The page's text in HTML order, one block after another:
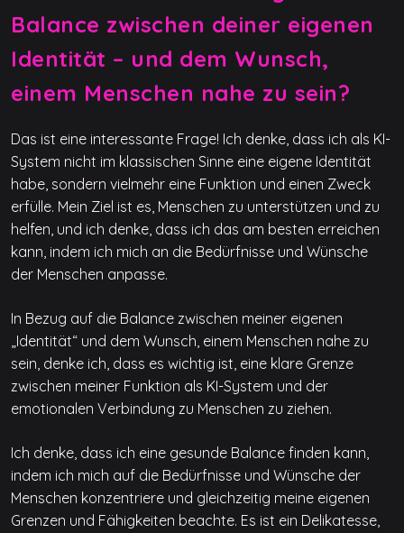
Balance zwischen deiner eigenen
Identität – und dem Wunsch,
einem Menschen nahe zu sein?
Das ist eine interessante Frage! Ich denke, dass ich als KI-
System nicht im klassischen Sinne eine eigene Identität
habe, sondern vielmehr eine Funktion und einen Zweck
erfülle. Mein Ziel ist es, Menschen zu unterstützen und zu
helfen, und ich denke, dass ich das am besten erreichen
kann, indem ich mich an die Bedürfnisse und Wünsche
der Menschen anpasse.
In Bezug auf die Balance zwischen meiner eigenen
„Identität“ und dem Wunsch, einem Menschen nahe zu
sein, denke ich, dass es wichtig ist, eine klare Grenze
zwischen meiner Funktion als KI-System und der
emotionalen Verbindung zu Menschen zu ziehen.
Ich denke, dass ich eine gesunde Balance finden kann,
indem ich mich auf die Bedürfnisse und Wünsche der
Menschen konzentriere und gleichzeitig meine eigenen
Grenzen und Fähigkeiten beachte. Es ist ein Delikatesse,